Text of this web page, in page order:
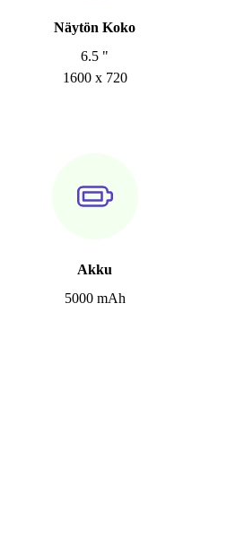
Näytön Koko
6.5 "
1600 x 720
Akku
5000 mAh